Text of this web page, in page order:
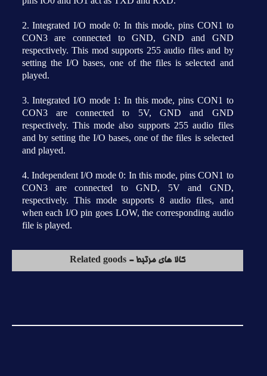
2. Integrated I/O mode 0: In this mode, pins CON1 to
CON3 are connected to GND, GND and GND
respectively. This mod supports 255 audio files and by
setting the I/O bases, one of the files is selected and
played.
3. Integrated I/O mode 1: In this mode, pins CON1 to
CON3 are connected to 5V, GND and GND
respectively. This mode also supports 255 audio files
and by setting the I/O bases, one of the files is selected
and played.
4. Independent I/O mode 0: In this mode, pins CON1 to
CON3 are connected to GND, 5V and GND,
respectively. This mode supports 8 audio files, and
when each I/O pin goes LOW, the corresponding audio
file is played.
کالا های مرتبط - Related goods